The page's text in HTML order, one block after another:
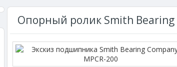
Опорный ролик Smith Bearing